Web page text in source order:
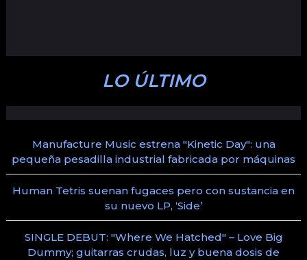
LO ÚLTIMO
Manufacture Music estrena "Kinetic Day": una
pequeña pesadilla industrial fabricada por máquinas
Human Tetris suenan fugaces pero con sustancia en
su nuevo LP, ‘Side’
SINGLE DEBUT: "Where We Hatched" – Love Big
Dummy; guitarras crudas, luz y buena dosis de